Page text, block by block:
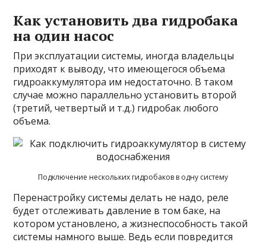
Как установить два гидробака
на один насос
При эксплуатации системы, иногда владельцы
приходят к выводу, что имеющегося объема
гидроаккумулятора им недостаточно. В таком
случае можно параллельно установить второй
(третий, четвертый и т.д.) гидробак любого
объема.
Подключение нескольких гидробаков в одну систему
Перенастройку системы делать не надо, реле
будет отслеживать давление в том баке, на
котором установлено, а жизнеспособность такой
системы намного выше. Ведь если повредится